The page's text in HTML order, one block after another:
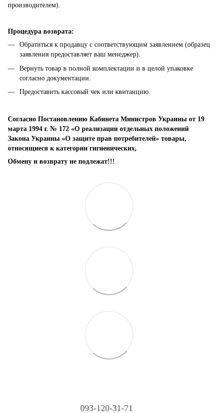
производителем).
Процедура возврата:
Обратиться к продавцу с соответствующим заявлением (образец
заявления предоставляет ваш менеджер).
Вернуть товар в полной комплектации и в целой упаковке
согласно документации.
Предоставить кассовый чек или квитанцию.
Согласно Постановлению Кабинета Министров Украины от 19
марта 1994 г. № 172 «О реализации отдельных положений
Закона Украины «О защите прав потребителей» товары,
относящиеся к категории гигиенических,
Обмену и возврату не подлежат!!!
093-120-31-71